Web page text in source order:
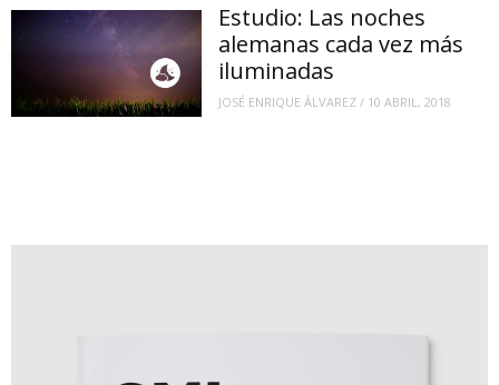
Estudio: Las noches
alemanas cada vez más
iluminadas
JOSÉ ENRIQUE ÁLVAREZ / 10 ABRIL, 2018